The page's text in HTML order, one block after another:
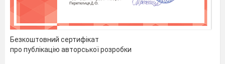
Безкоштовний сертифікат
про публікацію авторської розробки